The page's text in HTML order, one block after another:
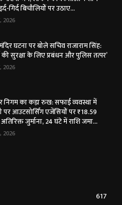
गिर्द बिचौलियों पर उठाए...
2026
घटना पर बोले सचिव राजाराम सिंह:
सुरक्षा के लिए प्रबंधन और पुलिस तत्पर’
2026
निगम का कड़ा रुख: सफाई व्यवस्था में
पर आउटसोर्सिंग एजेंसियों पर ₹18.59
जुर्माना, 24 घंटे में राशि जमा...
2026
617